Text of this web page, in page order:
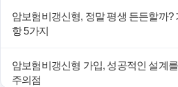
암보험비갱신형, 정말 평생 든든할까?
항 5가지
암보험비갱신형 가입, 성공적인 설계
주의점